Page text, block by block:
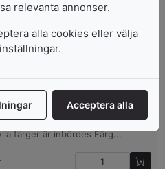
modellera. Torkar inte
färger är inbördes Färg...
relevanta annonser.
alla cookies eller välja
Acceptera alla